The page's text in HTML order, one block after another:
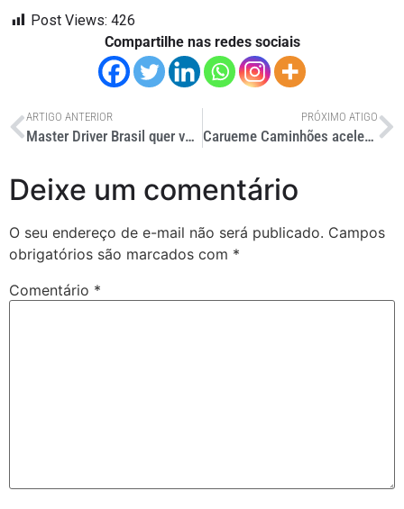
Post Views: 426
Compartilhe nas redes sociais
ARTIGO ANTERIOR
Master Driver Brasil quer valorizar motoristas e premiará campeão com R$ 500 mil
PRÓXIMO ATIGO
Carueme Caminhões acelera expansão no interior paulista
Deixe um comentário
O seu endereço de e-mail não será publicado. Campos
obrigatórios são marcados com *
Comentário *